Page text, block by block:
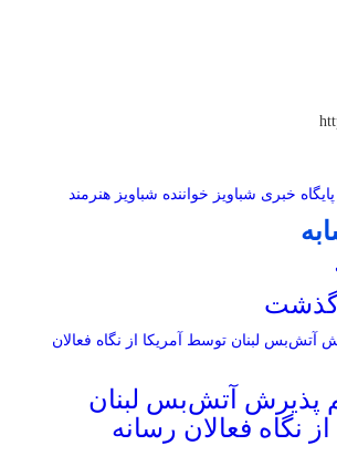
پایگاه خبری شباویز خواننده شباویز هنرمند
پذیرش آتش‌بس لبنان
نگاه فعالان رسانه